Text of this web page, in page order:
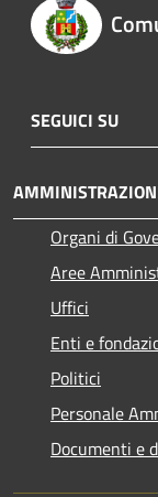
SEGUICI SU
Organi di
Aree
Uffici
Enti e
Politici
Personale
Documenti e